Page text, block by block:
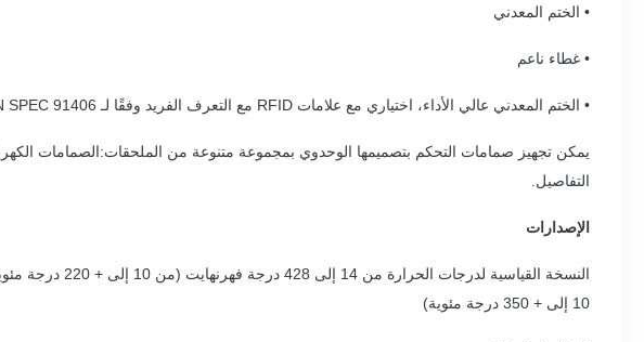
• الختم المعدني
• غطاء ناعم
• الختم المعدني عالي الأداء، اختياري مع علامات RFID مع التعرف الفريد وفقًا لـ DIN SPEC 91406.
التفاصيل.
الإصدارات
10 إلى + 350 درجة مئوية)